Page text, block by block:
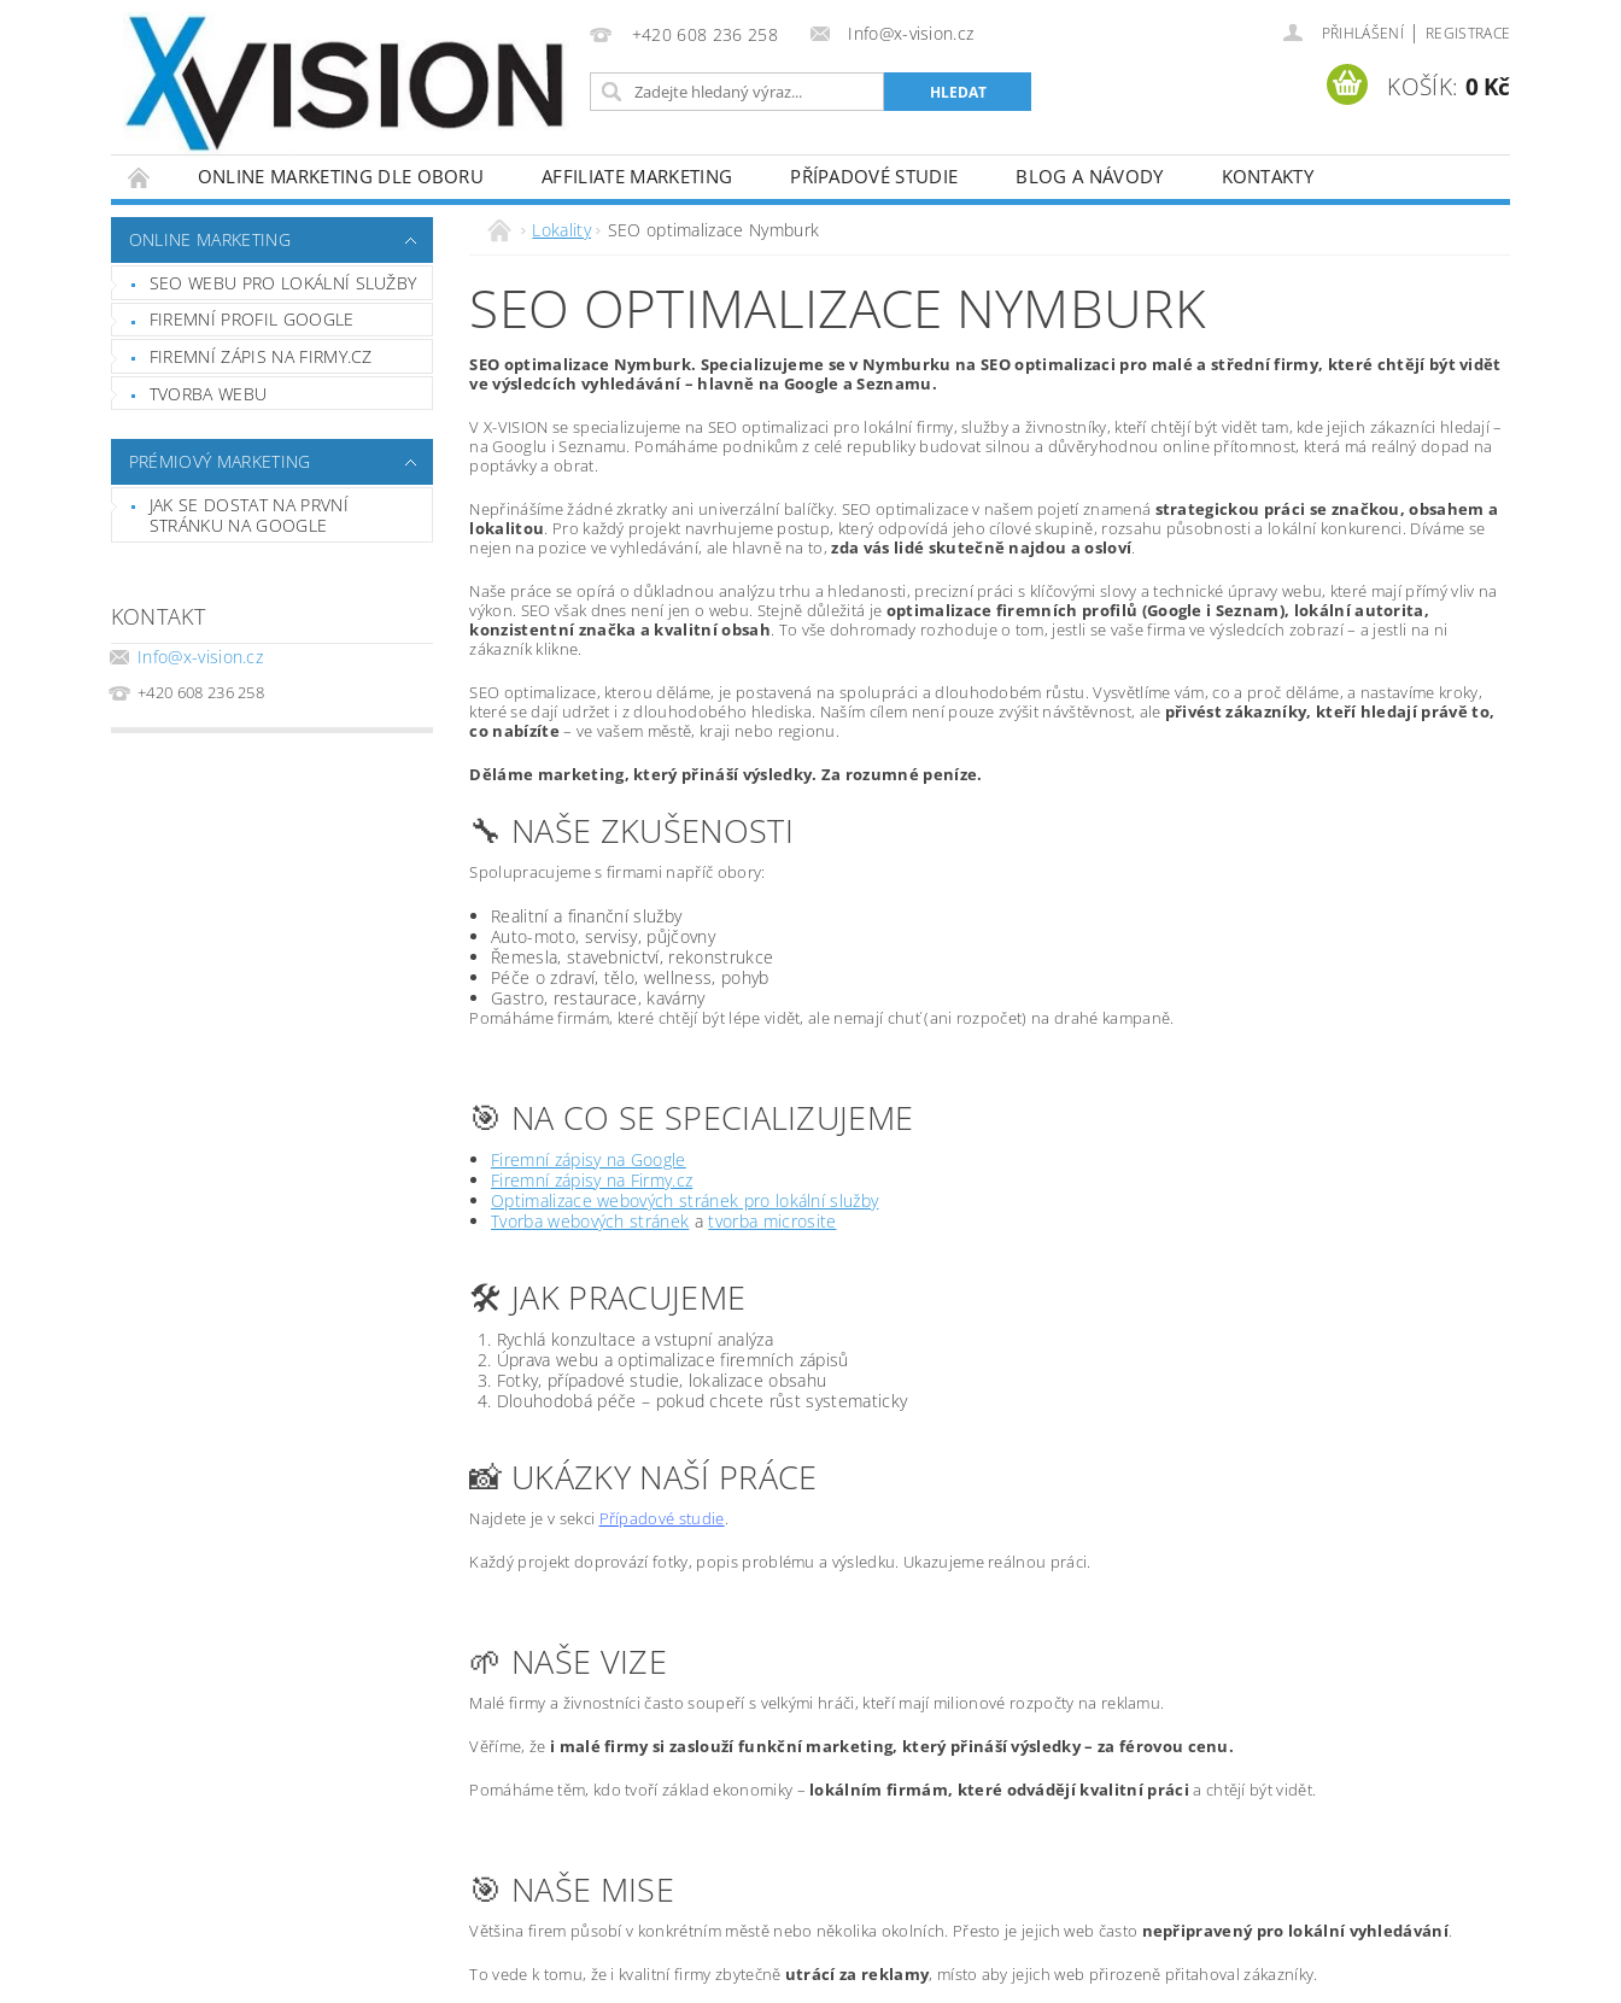
+420 608 236 258 Info@x-vision.cz PŘIHLÁŠENÍ | REGISTRACE
KOŠÍK: 0 Kč
ONLINE MARKETING DLE OBORU AFFILIATE MARKETING PŘÍPADOVÉ STUDIE BLOG A NÁVODY KONTAKTY
ONLINE MARKETING
SEO WEBU PRO LOKÁLNÍ SLUŽBY
FIREMNÍ PROFIL GOOGLE
FIREMNÍ ZÁPIS NA FIRMY.CZ
TVORBA WEBU
PRÉMIOVÝ MARKETING
JAK SE DOSTAT NA PRVNÍ
STRÁNKU NA GOOGLE
KONTAKT
Info@x-vision.cz
+420 608 236 258
Lokality SEO optimalizace Nymburk
SEO OPTIMALIZACE NYMBURK
SEO optimalizace Nymburk. Specializujeme se v Nymburku na SEO optimalizaci pro malé a střední firmy, které chtějí být vidět
ve výsledcích vyhledávání – hlavně na Google a Seznamu.
V X-VISION se specializujeme na SEO optimalizaci pro lokální firmy, služby a živnostníky, kteří chtějí být vidět tam, kde jejich zákazníci hledají –
na Googlu i Seznamu. Pomáháme podnikům z celé republiky budovat silnou a důvěryhodnou online přítomnost, která má reálný dopad na
poptávky a obrat.
Nepřinášíme žádné zkratky ani univerzální balíčky. SEO optimalizace v našem pojetí znamená strategickou práci se značkou, obsahem a
lokalitou. Pro každý projekt navrhujeme postup, který odpovídá jeho cílové skupině, rozsahu působnosti a lokální konkurenci. Díváme se
nejen na pozice ve vyhledávání, ale hlavně na to,zda vás lidé skutečně najdou a osloví.
Naše práce se opírá o důkladnou analýzu trhu a hledanosti, precizní práci s klíčovými slovy a technické úpravy webu, které mají přímý vliv na
výkon. SEO však dnes není jen o webu. Stejně důležitá je optimalizace firemních profilů (Google i Seznam), lokální autorita,
konzistentní značka a kvalitní obsah. To vše dohromady rozhoduje o tom, jestli se vaše firma ve výsledcích zobrazí – a jestli na ni
zákazník klikne.
SEO optimalizace, kterou děláme, je postavená na spolupráci a dlouhodobém růstu. Vysvětlíme vám, co a proč děláme, a nastavíme kroky,
které se dají udržet i z dlouhodobého hlediska. Naším cílem není pouze zvýšit návštěvnost, ale přivést zákazníky, kteří hledají právě to,
co nabízíte – ve vašem městě, kraji nebo regionu.
Děláme marketing, který přináší výsledky. Za rozumné peníze.
🔧 NAŠE ZKUŠENOSTI
Spolupracujeme s firmami napříč obory:
Realitní a finanční služby
Auto-moto, servisy, půjčovny
Řemesla, stavebnictví, rekonstrukce
Péče o zdraví, tělo, wellness, pohyb
Gastro, restaurace, kavárny
Pomáháme firmám, které chtějí být lépe vidět, ale nemají chuť (ani rozpočet) na drahé kampaně.
🎯 NA CO SE SPECIALIZUJEME
Firemní zápisy na Google
Firemní zápisy na Firmy.cz
Optimalizace webových stránek pro lokální služby
Tvorba webových stránek atvorba microsite
🛠️ JAK PRACUJEME
Rychlá konzultace a vstupní analýza
Úprava webu a optimalizace firemních zápisů
Fotky, případové studie, lokalizace obsahu
Dlouhodobá péče – pokud chcete růst systematicky
📸 UKÁZKY NAŠÍ PRÁCE
Najdete je v sekci Případové studie.
Každý projekt doprovází fotky, popis problému a výsledku. Ukazujeme reálnou práci.
🌱 NAŠE VIZE
Malé firmy a živnostníci často soupeří s velkými hráči, kteří mají milionové rozpočty na reklamu.
Věříme, že i malé firmy si zaslouží funkční marketing, který přináší výsledky – za férovou cenu.
Pomáháme těm, kdo tvoří základ ekonomiky – lokálním firmám, které odvádějí kvalitní práci a chtějí být vidět.
🎯 NAŠE MISE
Většina firem působí v konkrétním městě nebo několika okolních. Přesto je jejich web často nepřipravený pro lokální vyhledávání.
To vede k tomu, že i kvalitní firmy zbytečně utrácí za reklamy, místo aby jejich web přirozeně přitahoval zákazníky.